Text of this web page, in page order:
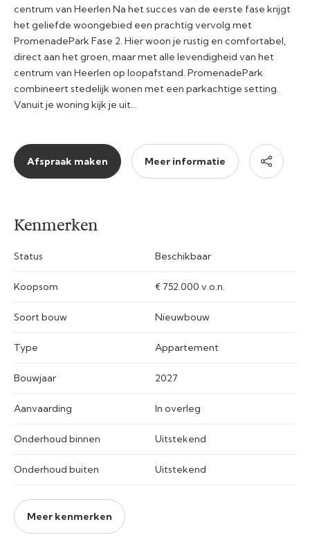
centrum van Heerlen Na het succes van de eerste fase krijgt
het geliefde woongebied een prachtig vervolg met
PromenadePark Fase 2. Hier woon je rustig en comfortabel,
direct aan het groen, maar met alle levendigheid van het
centrum van Heerlen op loopafstand. PromenadePark
combineert stedelijk wonen met een parkachtige setting.
Vanuit je woning kijk je uit…
Afspraak maken Meer informatie
Kenmerken
Status Beschikbaar
Koopsom € 752.000 v.o.n.
Soort bouw Nieuwbouw
Type Appartement
Bouwjaar 2027
Aanvaarding In overleg
Onderhoud binnen Uitstekend
Onderhoud buiten Uitstekend
Meer kenmerken